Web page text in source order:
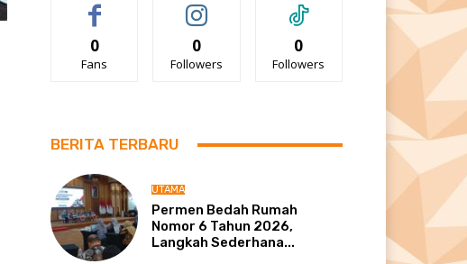
0
Fans
0
Followers
0
Followers
BERITA TERBARU
UTAMA
Permen Bedah Rumah
Nomor 6 Tahun 2026,
Langkah Sederhana...